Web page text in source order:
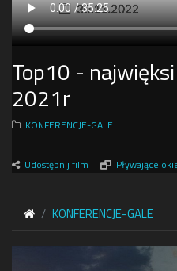
Top10 -
2021r
KONFERENCJE-GALE
Udostępnij film Pływające
KONFERENCJE-GALE